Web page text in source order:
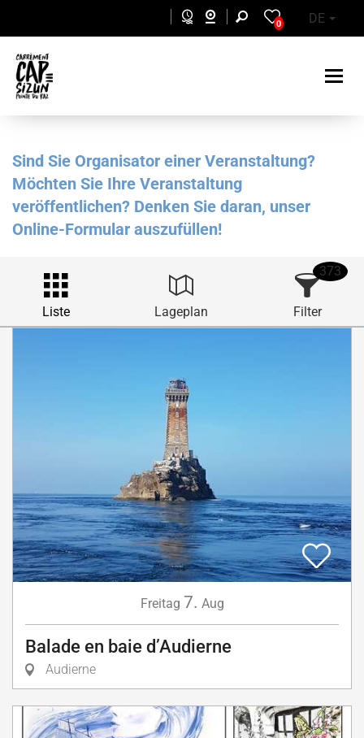
0 DE
Sind Sie Organisator einer Veranstaltung?
Möchten Sie Ihre Veranstaltung
veröffentlichen? Denken Sie daran, unser
Online-Formular auszufüllen!
Liste Lageplan Filter
373
Freitag 7. Aug
Balade en baie d’Audierne
Audierne